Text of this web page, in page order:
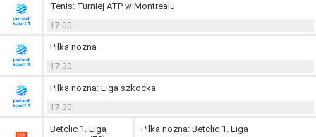
Tenis: Turniej ATP w Montrealu
17:00
Piłka nożna
17:30
Piłka nożna: Liga szkocka
17:30
Betclic 1. Liga
Piłka nożna: Betclic 1. Liga